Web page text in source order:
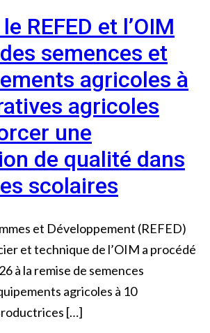
REFED et l’OIM
semences et
agricoles à
agricoles
une
de qualité dans
scolaires
et Développement (REFED)
et technique de l’OIM a procédé
à la remise de semences
agricoles à 10
[…]